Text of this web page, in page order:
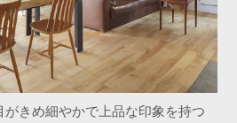
がきめ細やかで上品な印象を持つ